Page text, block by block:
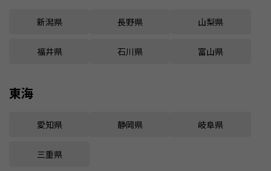
新潟県 長野県 山梨県
福井県 石川県 富山県
東海
愛知県 静岡県 岐阜県
三重県